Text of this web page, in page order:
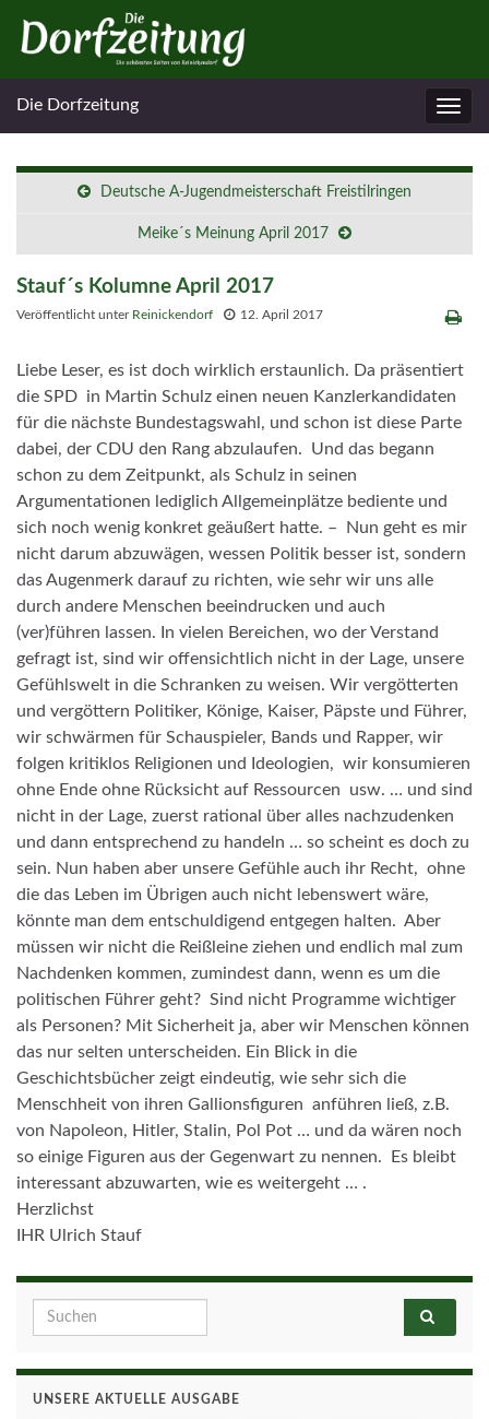
Die Dorfzeitung
Deutsche A-Jugendmeisterschaft Freistilringen
Meike´s Meinung April 2017
Stauf´s Kolumne April 2017
Veröffentlicht unter Reinickendorf 12. April 2017
Liebe Leser, es ist doch wirklich erstaunlich. Da präsentiert
die SPD in Martin Schulz einen neuen Kanzlerkandidaten
für die nächste Bundestagswahl, und schon ist diese Parte
dabei, der CDU den Rang abzulaufen. Und das begann
schon zu dem Zeitpunkt, als Schulz in seinen
Argumentationen lediglich Allgemeinplätze bediente und
sich noch wenig konkret geäußert hatte. – Nun geht es mir
nicht darum abzuwägen, wessen Politik besser ist, sondern
das Augenmerk darauf zu richten, wie sehr wir uns alle
durch andere Menschen beeindrucken und auch
(ver)führen lassen. In vielen Bereichen, wo der Verstand
gefragt ist, sind wir offensichtlich nicht in der Lage, unsere
Gefühlswelt in die Schranken zu weisen. Wir vergötterten
und vergöttern Politiker, Könige, Kaiser, Päpste und Führer,
wir schwärmen für Schauspieler, Bands und Rapper, wir
folgen kritiklos Religionen und Ideologien, wir konsumieren
ohne Ende ohne Rücksicht auf Ressourcen usw. … und sind
nicht in der Lage, zuerst rational über alles nachzudenken
und dann entsprechend zu handeln … so scheint es doch zu
sein. Nun haben aber unsere Gefühle auch ihr Recht, ohne
die das Leben im Übrigen auch nicht lebenswert wäre,
könnte man dem entschuldigend entgegen halten. Aber
müssen wir nicht die Reißleine ziehen und endlich mal zum
Nachdenken kommen, zumindest dann, wenn es um die
politischen Führer geht? Sind nicht Programme wichtiger
als Personen? Mit Sicherheit ja, aber wir Menschen können
das nur selten unterscheiden. Ein Blick in die
Geschichtsbücher zeigt eindeutig, wie sehr sich die
Menschheit von ihren Gallionsfiguren anführen ließ, z.B.
von Napoleon, Hitler, Stalin, Pol Pot … und da wären noch
so einige Figuren aus der Gegenwart zu nennen. Es bleibt
interessant abzuwarten, wie es weitergeht … .
Herzlichst
IHR Ulrich Stauf
Search for:
UNSERE AKTUELLE AUSGABE